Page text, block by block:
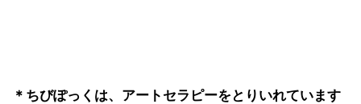
＊ちびぽっくは、アートセラピーをとりいれています